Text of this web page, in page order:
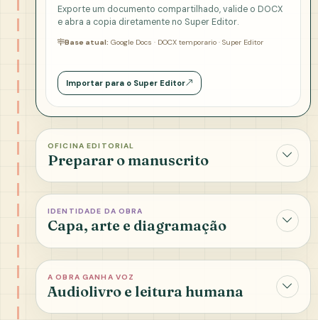
Exporte um documento compartilhado, valide o DOCX
e abra a copia diretamente no Super Editor.
Base atual: Google Docs · DOCX temporario · Super Editor
Importar para o Super Editor
OFICINA EDITORIAL
Preparar o manuscrito
IDENTIDADE DA OBRA
Capa, arte e diagramação
A OBRA GANHA VOZ
Audiolivro e leitura humana